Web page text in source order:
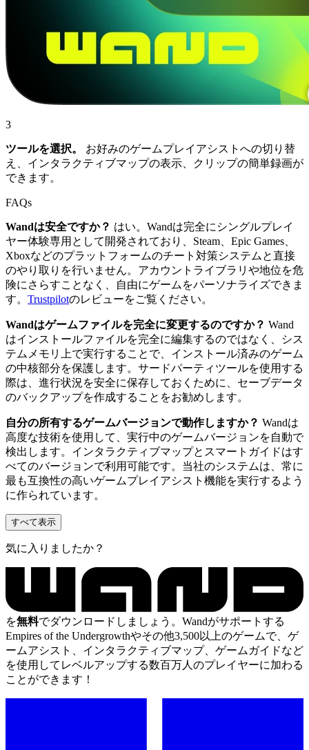
3
ツールを選択。
お好みのゲームプレイアシストへの切り替
え、インタラクティブマップの表示、クリップの簡単録画が
できます。
FAQs
Wandは安全ですか？ はい。Wandは完全にシングルプレイ
ヤー体験専用として開発されており、Steam、Epic Games、
Xboxなどのプラットフォームのチート対策システムと直接
のやり取りを行いません。アカウントライブラリや地位を危
険にさらすことなく、自由にゲームをパーソナライズできま
す。 Trustpilotのレビューをご覧ください。
Wandはゲームファイルを完全に変更するのですか？ Wand
はインストールファイルを完全に編集するのではなく、シス
テムメモリ上で実行することで、インストール済みのゲーム
の中核部分を保護します。サードパーティツールを使用する
際は、進行状況を安全に保存しておくために、セーブデータ
のバックアップを作成することをお勧めします。
自分の所有するゲームバージョンで動作しますか？ Wandは
高度な技術を使用して、実行中のゲームバージョンを自動で
検出します。インタラクティブマップとスマートガイドはす
べてのバージョンで利用可能です。当社のシステムは、常に
最も互換性の高いゲームプレイアシスト機能を実行するよう
に作られています。
すべて表示
気に入りましたか？
を無料でダウンロードしましょう。Wandがサポートする
Empires of the Undergrowthやその他3,500以上のゲームで、ゲ
ームアシスト、インタラクティブマップ、ゲームガイドなど
を使用してレベルアップする数百万人のプレイヤーに加わる
ことができます！